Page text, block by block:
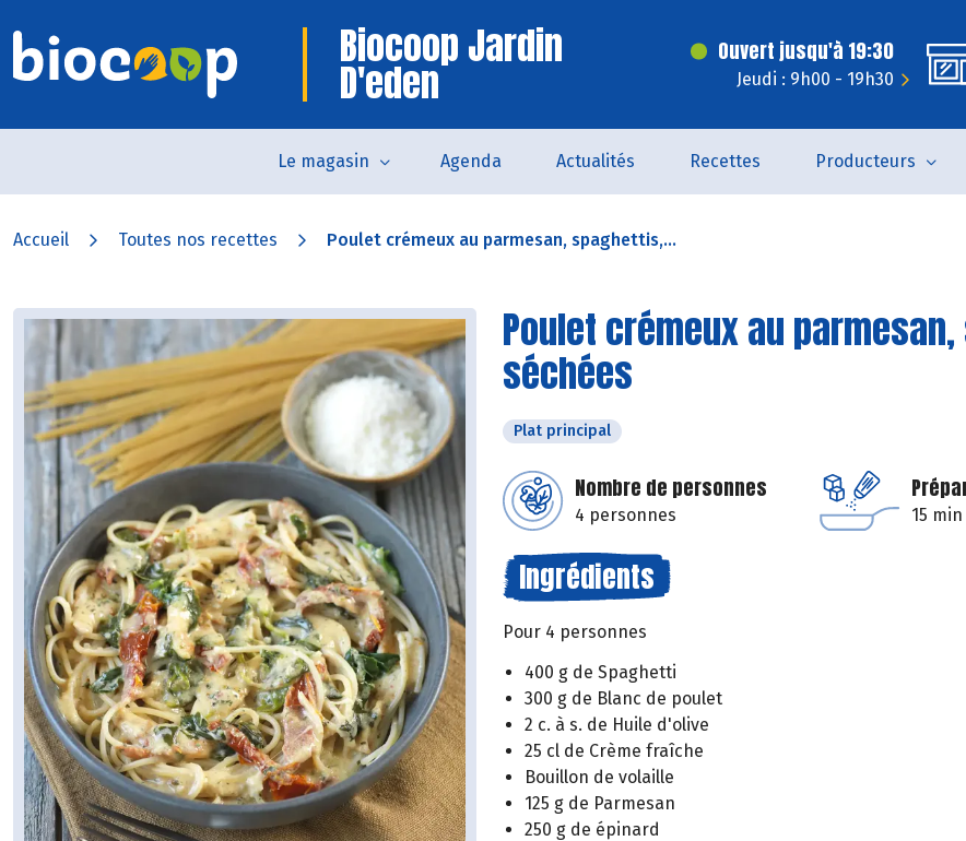
Biocoop Jardin
D'eden
Ouvert jusqu'à 19:30
Jeudi : 9h00 - 19h30
Le magasin Agenda Actualités Recettes Producteurs
Accueil Toutes nos recettes Poulet crémeux au parmesan, spaghettis,...
Poulet crémeux au
séchées
Plat principal
Nombre de personnes
4 personnes 15 min
Ingrédients
Pour 4 personnes
400 g de Spaghetti
300 g de Blanc de poulet
2 c. à s. de Huile d'olive
25 cl de Crème fraîche
Bouillon de volaille
125 g de Parmesan
250 g de épinard